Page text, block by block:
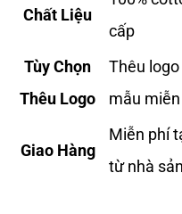
Chất Liệu
cấp
Tùy Chọn
Thêu Logo
Thêu
mẫu
Giao Hàng
Miễn phí
từ nhà